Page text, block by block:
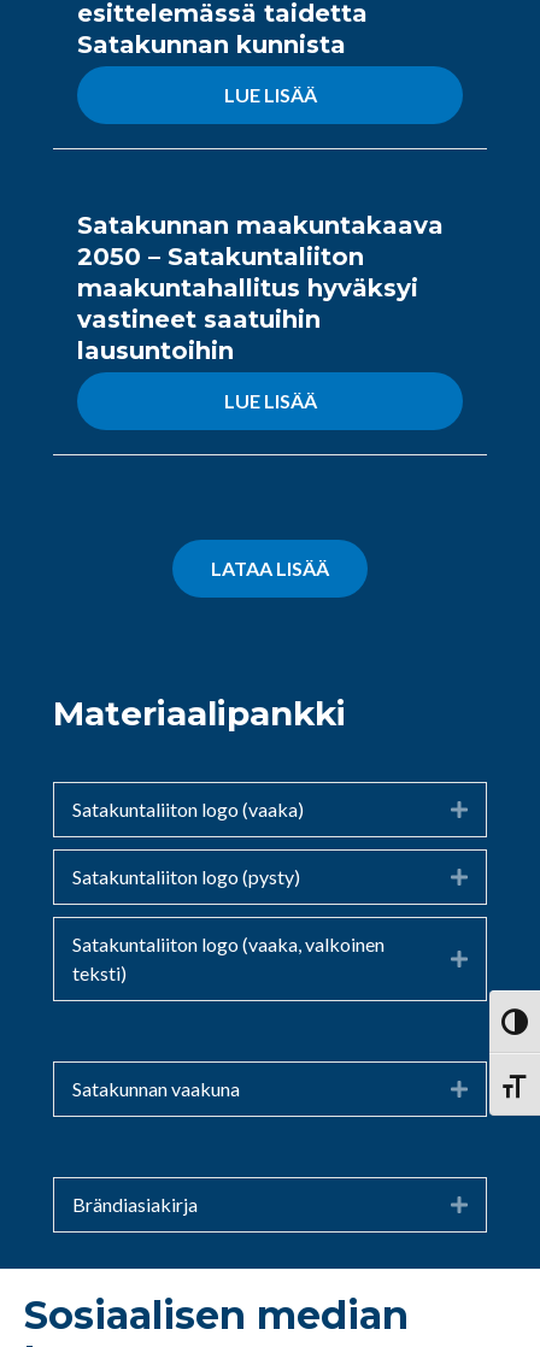
esittelemässä taidetta
Satakunnan kunnista
LUE LISÄÄ
Satakunnan maakuntakaava
2050 – Satakuntaliiton
maakuntahallitus hyväksyi
vastineet saatuihin
lausuntoihin
LUE LISÄÄ
LATAA LISÄÄ
Materiaalipankki
Satakuntaliiton logo (vaaka) Expand
Satakuntaliiton logo (pysty) Expand
Satakuntaliiton logo (vaaka, valkoinen
teksti)
Expand
Satakunnan vaakuna Expand
Brändiasiakirja Expand
Sosiaalisen median